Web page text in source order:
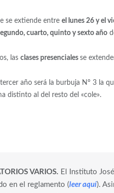
se extiende entre el lunes 26 y el
cuarto, quinto y sexto año
las clases presenciales se
año será la burbuja N° 3 la
distinto al del resto del «cole».
VARIOS. El Instituto
en el reglamento (leer aquí).